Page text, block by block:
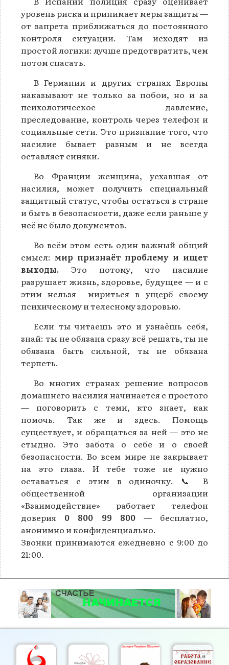
уровень риска и принимает меры защиты —
от запрета приближаться до постоянного
контроля ситуации. Там исходят из
простой логики: лучше предотвратить, чем
потом спасать.
В Германии и других странах Европы
наказывают не только за побои, но и за
психологическое давление,
преследование, контроль через телефон и
социальные сети. Это признание того, что
насилие бывает разным и не всегда
оставляет синяки.
Во Франции женщина, уехавшая от
насилия, может получить специальный
защитный статус, чтобы остаться в стране
и быть в безопасности, даже если раньше у
неё не было документов.
Во всём этом есть один важный общий
смысл: мир признаёт проблему и ищет
выходы. Это потому, что насилие
разрушает жизнь, здоровье, будущее — и с
этим нельзя мириться в ущерб своему
психическому и телесному здоровью.
Если ты читаешь это и узнаёшь себя,
знай: ты не обязана сразу всё решать, ты не
обязана быть сильной, ты не обязана
терпеть.
Во многих странах решение вопросов
домашнего насилия начинается с простого
— поговорить с теми, кто знает, как
помочь. Так же и здесь. Помощь
существует, и обращаться за ней — это не
стыдно. Это забота о себе и о своей
безопасности. Во всем мире не закрывает
на это глаза. И тебе тоже не нужно
оставаться с этим в одиночку. 📞 В
общественной организации
«Взаимодействие» работает телефон
доверия 0 800 99 800 — бесплатно,
анонимно и конфиденциально.
Звонки принимаются ежедневно с 9:00 до
21:00.